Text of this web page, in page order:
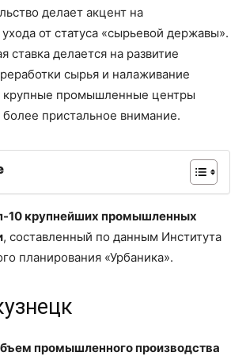
делает акцент на
от статуса «сырьевой державы».
ставка делается на развитие
сырья и налаживание
крупные промышленные центры
пристальное внимание.
10 крупнейших промышленных
, составленный по данным Института
планирования «Урбаника».
промышленного производства